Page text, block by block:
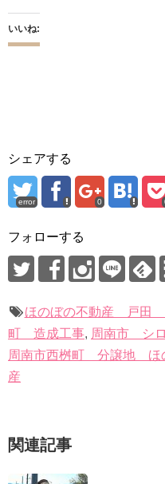
いいね:
シェアする
error 0
フォローする
ほのぼの不動産 戸田
町 造成工事, 周南市 シ
周南市西桝町 分譲地 ほ
産
関連記事